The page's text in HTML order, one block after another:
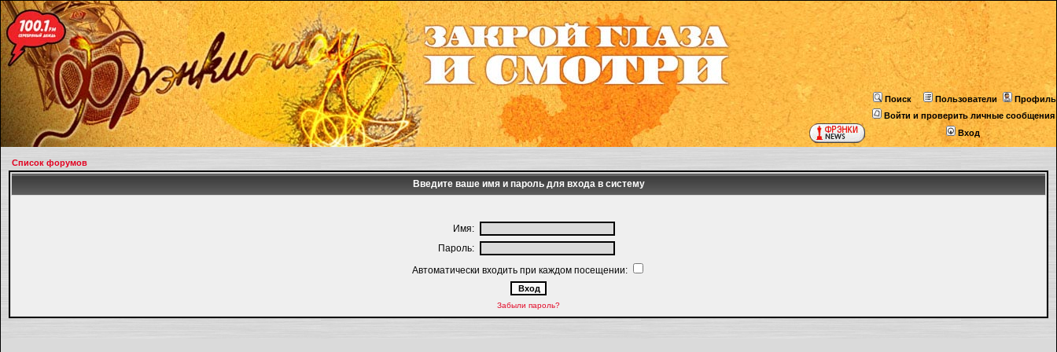
Поиск Пользователи
Профиль
Войти и проверить личные сообщения
Вход
Список форумов
Введите ваше имя и пароль для входа в систему
Имя:
Пароль:
Автоматически входить при каждом посещении:
Забыли пароль?